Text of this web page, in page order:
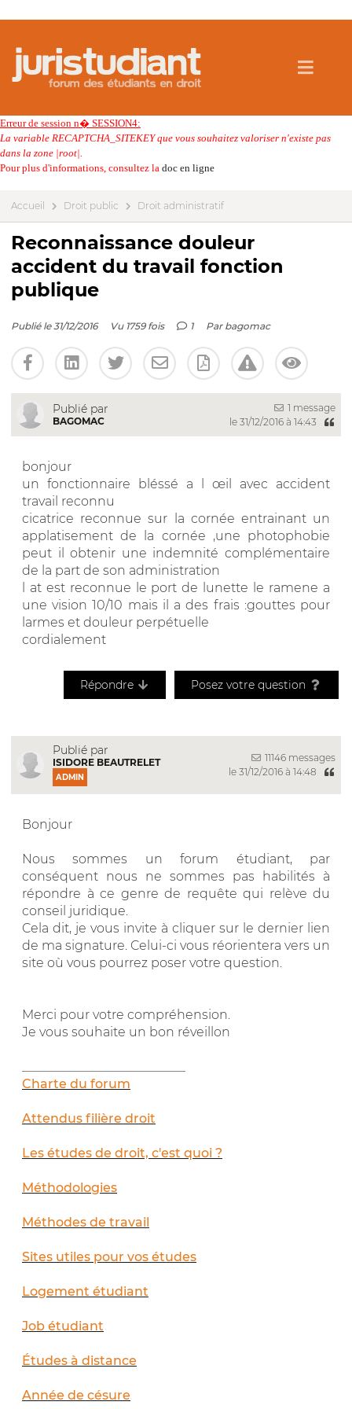
Erreur de session n� SESSION4:
La variable RECAPTCHA_SITEKEY que vous souhaitez valoriser n'existe pas
dans la zone |root|.
Pour plus d'informations, consultez la doc en ligne
Accueil Droit public Droit administratif
Reconnaissance douleur
accident du travail fonction
publique
Publié le 31/12/2016 Vu 1759 fois 1 Par bagomac
Publié par
BAGOMAC
1 message
le 31/12/2016 à 14:43
bonjour
un fonctionnaire bléssé a l œil avec accident
travail reconnu
cicatrice reconnue sur la cornée entrainant un
applatisement de la cornée ,une photophobie
peut il obtenir une indemnité complémentaire
de la part de son administration
l at est reconnue le port de lunette le ramene a
une vision 10/10 mais il a des frais :gouttes pour
larmes et douleur perpétuelle
cordialement
Répondre Posez votre question
Publié par
ISIDORE BEAUTRELET
ADMIN
11146 messages
le 31/12/2016 à 14:48
Bonjour
Nous sommes un forum étudiant, par
conséquent nous ne sommes pas habilités à
répondre à ce genre de requête qui relève du
conseil juridique.
Cela dit, je vous invite à cliquer sur le dernier lien
de ma signature. Celui-ci vous réorientera vers un
site où vous pourrez poser votre question.
Merci pour votre compréhension.
Je vous souhaite un bon réveillon
Charte du forum
Attendus filière droit
Les études de droit, c'est quoi ?
Méthodologies
Méthodes de travail
Sites utiles pour vos études
Logement étudiant
Job étudiant
Études à distance
Année de césure